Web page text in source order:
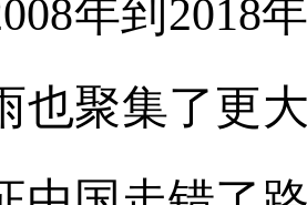
年到2018年
也聚集了更